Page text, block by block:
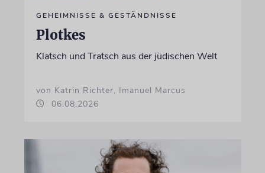
GEHEIMNISSE & GESTÄNDNISSE
Plotkes
Klatsch und Tratsch aus der jüdischen Welt
von Katrin Richter, Imanuel Marcus
06.08.2026